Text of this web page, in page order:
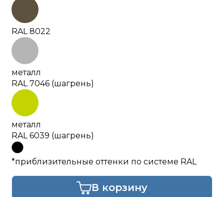
RAL 8022
металл
RAL 7046 (шагрень)
металл
RAL 6039 (шагрень)
*приблизительные оттенки по системе RAL
В корзину